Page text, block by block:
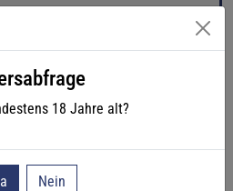
18 Jahre alt?
Nein
% vol